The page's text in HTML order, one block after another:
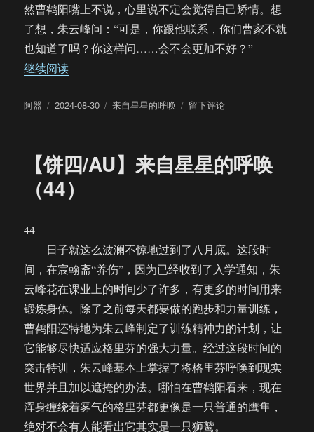
然曹鹤阳嘴上不说，心里说不定会觉得自己矫情。想
了想，朱云峰问：“可是，你跟他联系，你们曹家不就
也知道了吗？你这样问……会不会更加不好？”
继续阅读“【饼四/AU】来自星星的呼唤（45）”
作
阿器
发
2024-08-30
分
来自星星的呼唤
于
自
（45）
留下评论
【饼四/AU】来自星星的呼唤
（44）
44
日子就这么波澜不惊地过到了八月底。这段时
间，在宸翰斋“养伤”，因为已经收到了入学通知，朱
云峰花在课业上的时间少了许多，有更多的时间用来
锻炼身体。除了之前每天都要做的跑步和力量训练，
曹鹤阳还特地为朱云峰制定了训练精神力的计划，让
它能够尽快适应格里芬的强大力量。经过这段时间的
突击特训，朱云峰基本上掌握了将格里芬呼唤到现实
世界并且加以遮掩的办法。哪怕在曹鹤阳看来，现在
浑身缠绕着雾气的格里芬都更像是一只普通的鹰隼，
绝对不会有人能看出它其实是一只狮鹫。